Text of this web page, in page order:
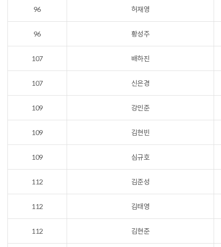
96 허재영
96 황성주
107 배하진
107 신은경
109 강민준
109 김현빈
109 심규호
112 김준성
112 김태영
112 김현준